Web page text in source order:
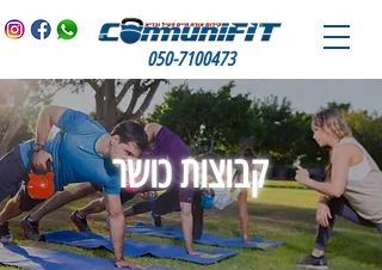
050-7100473
קבוצות כושר